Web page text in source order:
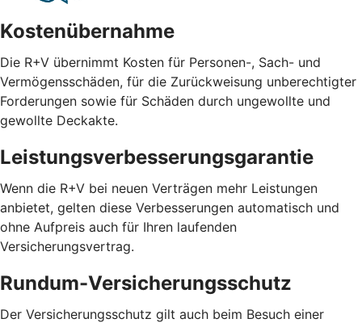
Kostenübernahme
Die R+V übernimmt Kosten für Personen-, Sach- und
Vermögensschäden, für die Zurückweisung unberechtigter
Forderungen sowie für Schäden durch ungewollte und
gewollte Deckakte.
Leistungsverbesserungsgarantie
Wenn die R+V bei neuen Verträgen mehr Leistungen
anbietet, gelten diese Verbesserungen automatisch und
ohne Aufpreis auch für Ihren laufenden
Versicherungsvertrag.
Rundum-Versicherungsschutz
Der Versicherungsschutz gilt auch beim Besuch einer